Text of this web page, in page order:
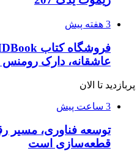
3 هفته پیش
عاشقانه، دارک
پربازدید تا الان
3 ساعت پیش
توسعه فناوری، مسیر
قطعه‌سازی است